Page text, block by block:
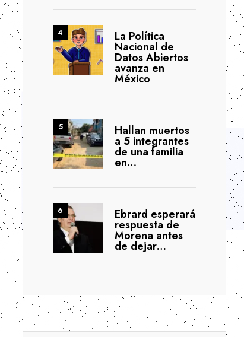
La Política
Nacional de
Datos Abiertos
avanza en
México
Hallan muertos
a 5 integrantes
de una familia
en…
Ebrard esperará
respuesta de
Morena antes
de dejar…